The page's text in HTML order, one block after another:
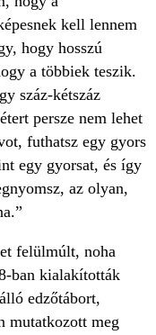
kell lennem
hogy hosszú
a többiek teszik.
száz-kétszáz
persze nem lehet
futhatsz egy gyors
egy gyorsat, és így
az olyan,
felülmúlt, noha
ban kialakították
edzőtábort,
mutatkozott meg